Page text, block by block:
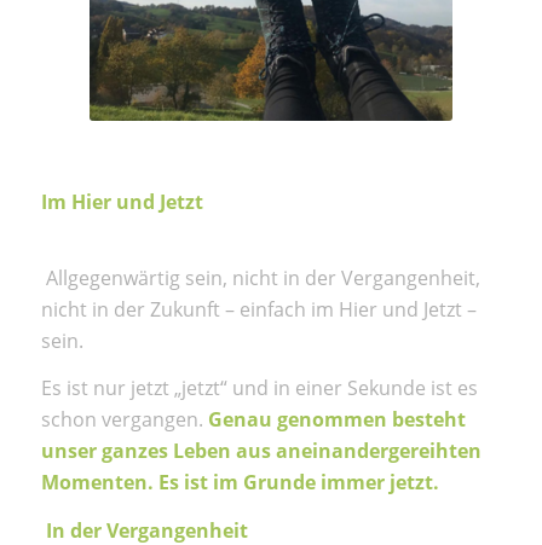
Im Hier und Jetzt
Allgegenwärtig sein, nicht in der Vergangenheit,
nicht in der Zukunft – einfach im Hier und Jetzt –
sein.
Es ist nur jetzt „jetzt“ und in einer Sekunde ist es
schon vergangen. Genau genommen besteht
unser ganzes Leben aus aneinandergereihten
Momenten. Es ist im Grunde immer jetzt.
In der Vergangenheit